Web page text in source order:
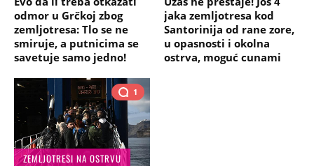
odmor u Grčkoj zbog
zemljotresa: Tlo se ne
smiruje, a putnicima se
savetuje samo jedno!
jaka zemljotresa kod
Santorinija od rane zore,
u opasnosti i okolna
ostrva, moguć cunami
1
ZEMLJOTRESI NA OSTRVU